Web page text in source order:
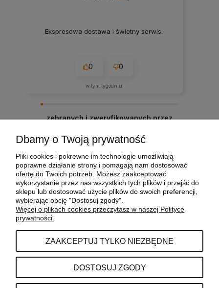
Ekspresowa dostawa i świetny serwis.
0 0
w tym tygodniu
zebranych i zweryfikowanych przez
POMOC
MOJE KONTO
INFORMACJE
Dbamy o Twoją prywatność
Pliki cookies i pokrewne im technologie umożliwiają
poprawne działanie strony i pomagają nam dostosować
ofertę do Twoich potrzeb. Możesz zaakceptować
wykorzystanie przez nas wszystkich tych plików i przejść do
sklepu lub dostosować użycie plików do swoich preferencji,
wybierając opcję "Dostosuj zgody".
Więcej o plikach cookies przeczytasz w naszej Polityce
prywatności.
ZAAKCEPTUJ TYLKO NIEZBĘDNE
DOSTOSUJ ZGODY